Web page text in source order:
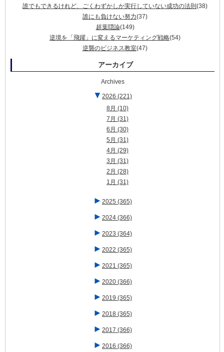
誰でもできるけれど、ごくわずかしか実行していない成功の法則 (38)
誰にも負けない努力(37)
超葉隠論(149)
逆境を「飛躍」に変えるマーケティング戦略(54)
逆襲のビジネス教室(47)
アーカイブ
Archives
▼ 2026 (221)
8月 (10)
7月 (31)
6月 (30)
5月 (31)
4月 (29)
3月 (31)
2月 (28)
1月 (31)
► 2025 (365)
► 2024 (366)
► 2023 (364)
► 2022 (365)
► 2021 (365)
► 2020 (366)
► 2019 (365)
► 2018 (365)
► 2017 (366)
► 2016 (366)